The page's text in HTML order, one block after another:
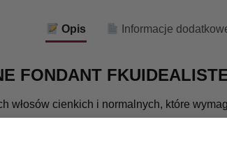
Opis Informacje
FONDANT
włosów cienkich i normalnych, które